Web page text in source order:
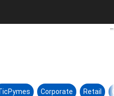
ayuda a su canal
Corporate Retail